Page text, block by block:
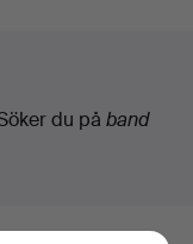
du på band